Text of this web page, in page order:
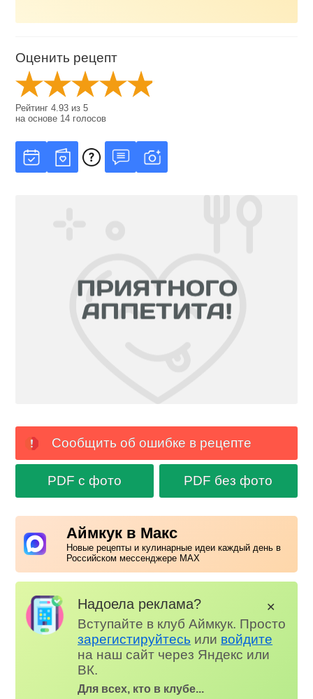
Оценить рецепт
Рейтинг4.93 из5
на основе 14 голосов
Сообщить об ошибке в рецепте
PDF с фото PDF без фото
Аймкук в Макс
Новые рецепты и кулинарные идеи каждый день в
Российском мессенджере MAX
Надоела реклама?
Вступайте в клуб Аймкук. Просто
зарегистируйтесь или войдите
на наш сайт через Яндекс или
ВК.
Для всех, кто в клубе...
✕